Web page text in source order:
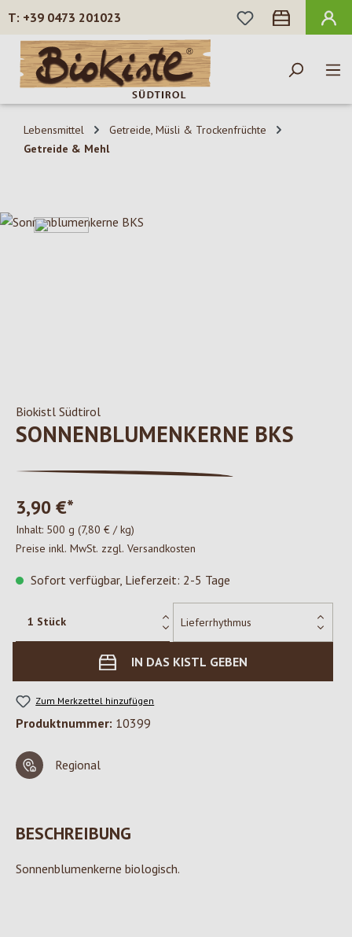
Zum Hauptinhalt springen
+39 0473 201023
DU HAST 0
Lebensmittel
Getreide, Müsli & Trockenfrüchte
Getreide & Mehl
Bildergalerie überspringen
Biokistl Südtirol
SONNENBLUMENKERNE BKS
3,90 €*
Inhalt: 500 g (7,80 € / kg)
Preise inkl. MwSt. zzgl. Versandkosten
Sofort verfügbar, Lieferzeit: 2-5 Tage
IN DAS KISTL GEBEN
Zum Merkzettel hinzufügen
Produktnummer: 10399
Regional
BESCHREIBUNG
Sonnenblumenkerne biologisch.